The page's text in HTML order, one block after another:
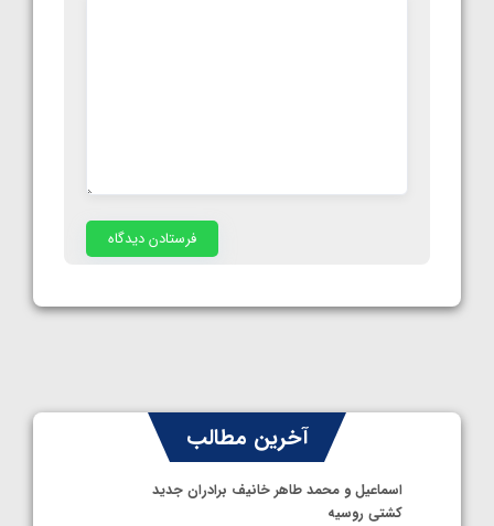
آخرین مطالب
اسماعیل و محمد طاهر خانیف برادران جدید
کشتی روسیه